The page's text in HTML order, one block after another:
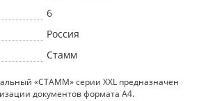
6
Россия
Стамм
«СТАММ» серии XXL предназначен
документов формата А4.